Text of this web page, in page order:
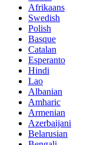
Afrikaans
Swedish
Polish
Basque
Catalan
Esperanto
Hindi
Lao
Albanian
Amharic
Armenian
Azerbaijani
Belarusian